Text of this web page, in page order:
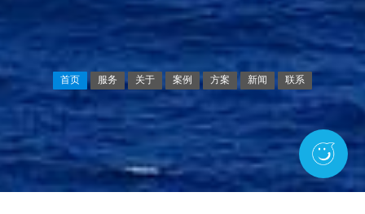
首页 服务 关于 案例 方案 新闻 联系